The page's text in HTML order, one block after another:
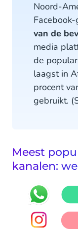
Noord-
van de
media
de
laagst in
procent
gebruikt.
Meest
kanalen: